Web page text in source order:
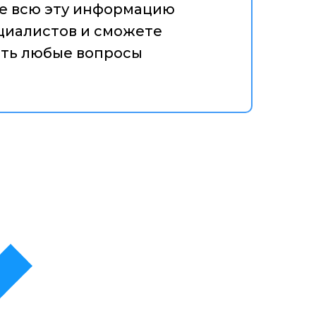
всю эту информацию
и сможете
любые вопросы